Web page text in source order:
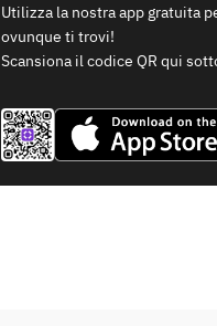
Utilizza la nostra app gratuita
ovunque ti trovi!
Scansiona il codice QR qui